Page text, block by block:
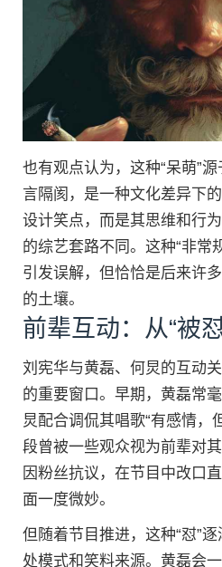
也有观点认为，这种“呆萌”
言隔阂，是一种文化差异下
设计笑点，而是其思维和行
的综艺套路不同。这种“非常
引发误解，但恰恰是后来许
的土壤。
前辈互动：从“被
刘宪华与黄磊、何炅的互动
的重要窗口。早期，黄磊常
炅配合调侃其唱歌“有感情，
段曾被一些观众视为前辈对
因粉丝抗议，在节目中改口
面一度微妙。
但随着节目推进，这种“怼”
处模式和笑料来源。黄磊会